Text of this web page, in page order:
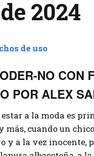
2024
de uso
NO CON
POR ALEX
a la moda es
más, cuando un
y a la vez inocente,